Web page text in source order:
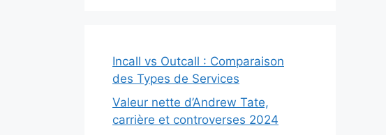
Incall vs Outcall : Comparaison
des Types de Services
Valeur nette d’Andrew Tate,
carrière et controverses 2024